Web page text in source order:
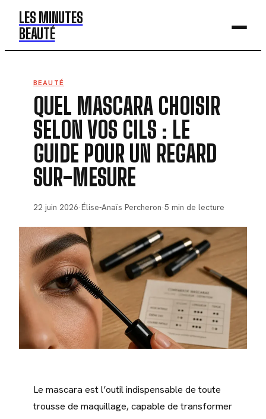
LES MINUTES
BEAUTÉ
MODE
SANTÉ
BIEN-ÊTRE
DÉV. PERSO
BEAUTÉ
QUEL MASCARA CHOISIR
SELON VOS CILS : LE
GUIDE POUR UN REGARD
SUR-MESURE
22 juin 2026·Élise-Anaïs Percheron·5 min de lecture
Le mascara est l’outil indispensable de toute
trousse de maquillage, capable de transformer